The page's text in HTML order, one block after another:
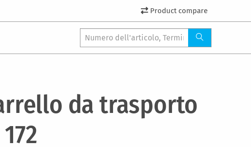
Product compare
da trasporto